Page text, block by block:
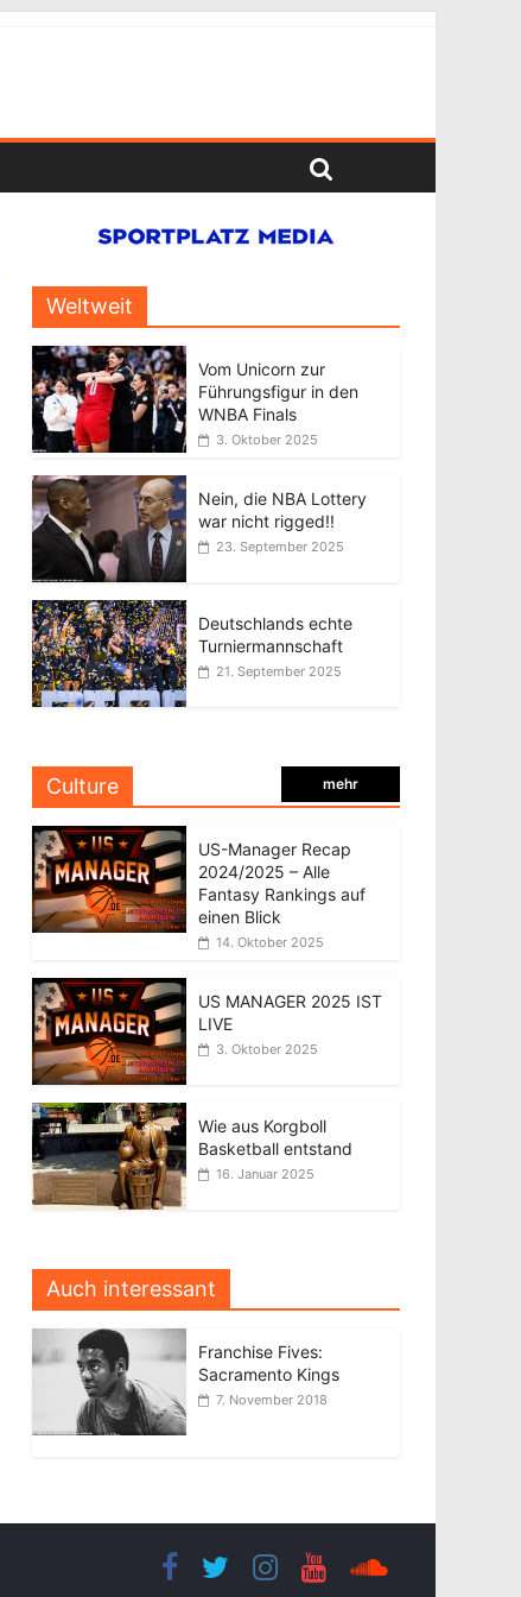
Weltweit
Vom Unicorn zur
Führungsfigur in den
WNBA Finals
3. Oktober 2025
Nein, die NBA Lottery
war nicht rigged!!
23. September 2025
Deutschlands echte
Turniermannschaft
21. September 2025
Culture mehr
US-Manager Recap
2024/2025 – Alle
Fantasy Rankings auf
einen Blick
14. Oktober 2025
US MANAGER 2025 IST
LIVE
3. Oktober 2025
Wie aus Korgboll
Basketball entstand
16. Januar 2025
Auch interessant
Franchise Fives:
Sacramento Kings
7. November 2018